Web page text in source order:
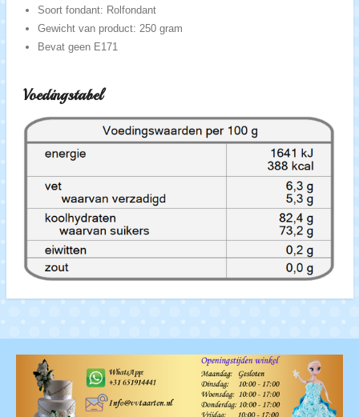
Soort fondant: Rolfondant
Gewicht van product: 250 gram
Bevat geen E171
Voedingstabel